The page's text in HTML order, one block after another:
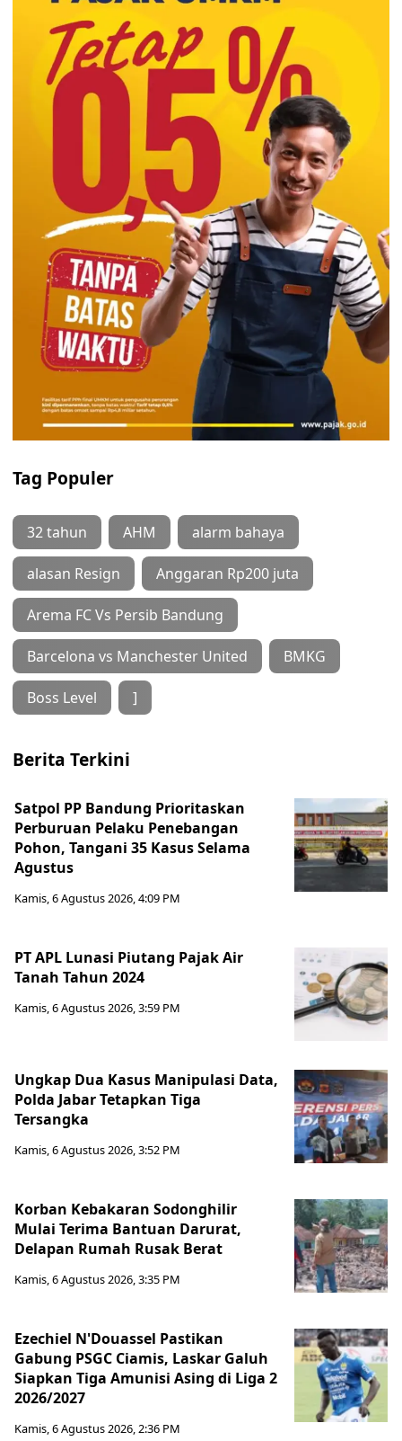
Tag Populer
32 tahun AHM alarm bahaya
alasan Resign Anggaran Rp200 juta
Arema FC Vs Persib Bandung
Barcelona vs Manchester United BMKG
Boss Level ]
Berita Terkini
Satpol PP Bandung Prioritaskan
Perburuan Pelaku Penebangan
Pohon, Tangani 35 Kasus Selama
Agustus
Kamis, 6 Agustus 2026, 4:09 PM
PT APL Lunasi Piutang Pajak Air
Tanah Tahun 2024
Kamis, 6 Agustus 2026, 3:59 PM
Ungkap Dua Kasus Manipulasi Data,
Polda Jabar Tetapkan Tiga
Tersangka
Kamis, 6 Agustus 2026, 3:52 PM
Korban Kebakaran Sodonghilir
Mulai Terima Bantuan Darurat,
Delapan Rumah Rusak Berat
Kamis, 6 Agustus 2026, 3:35 PM
Ezechiel N'Douassel Pastikan
Gabung PSGC Ciamis, Laskar Galuh
Siapkan Tiga Amunisi Asing di Liga 2
2026/2027
Kamis, 6 Agustus 2026, 2:36 PM